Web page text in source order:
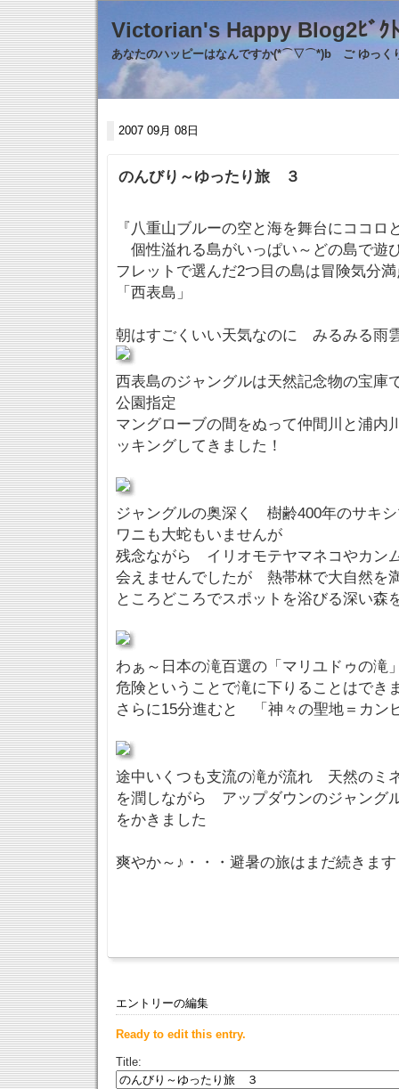
Victorian's Happy
あなたのハッピーはなんですか(*⌒▽⌒*)b ご ゆっく
2007 09月 08日
のんびり～ゆったり旅 ３
『八重山ブルーの空と海を舞台にココロ
個性溢れる島がいっぱい～どの島で遊
フレットで選んだ2つ目の島は冒険気分
「西表島」
朝はすごくいい天気なのに みるみる雨
西表島のジャングルは天然記念物の宝
公園指定
マングローブの間をぬって仲間川と浦内
ッキングしてきました！
ジャングルの奥深く 樹齢400年のサキ
ワニも大蛇もいませんが
残念ながら イリオモテヤマネコやカン
会えませんでしたが 熱帯林で大自然
ところどころでスポットを浴びる深い森
わぁ～日本の滝百選の「マリユドゥの滝
危険ということで滝に下りることはでき
さらに15分進むと 「神々の聖地＝カン
途中いくつも支流の滝が流れ 天然のミ
を潤しながら アップダウンのジャング
をかきました
爽やか～♪・・・避暑の旅はまだ続きます
エントリーの編集
Ready to edit this entry.
Title: